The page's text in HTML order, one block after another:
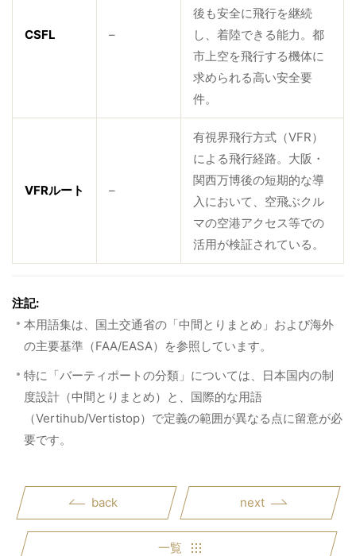
CSFL –
後も安全に飛行を継続
し、着陸できる能力。都
市上空を飛行する機体に
求められる高い安全要
件。
VFRルート –
有視界飛行方式（VFR）
による飛行経路。大阪・
関西万博後の短期的な導
入において、空飛ぶクル
マの空港アクセス等での
活用が検証されている。
注記:
本用語集は、国土交通省の「中間とりまとめ」および海外
の主要基準（FAA/EASA）を参照しています。
特に「バーティポートの分類」については、日本国内の制
度設計（中間とりまとめ）と、国際的な用語
（Vertihub/Vertistop）で定義の範囲が異なる点に留意が必
要です。
back next
一覧